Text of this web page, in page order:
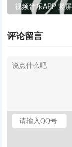
视频音乐APP 竖
式播放器
评论留言